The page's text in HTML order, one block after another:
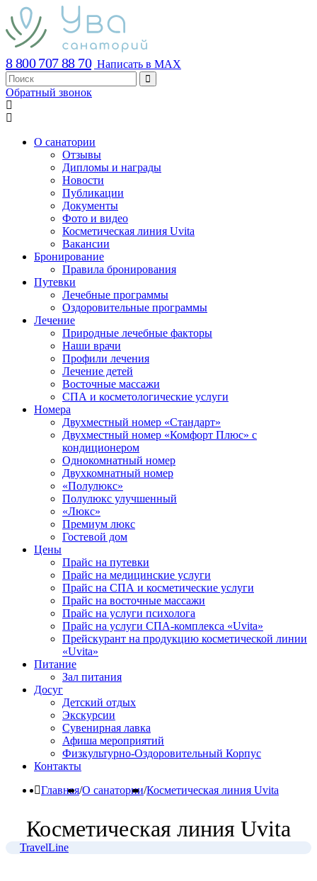
8 800 707 88 70 Написать в MAX
Обратный звонок
О санатории
Отзывы
Дипломы и награды
Новости
Публикации
Документы
Фото и видео
Косметическая линия Uvita
Вакансии
Бронирование
Правила бронирования
Путевки
Лечебные программы
Оздоровительные программы
Лечение
Природные лечебные факторы
Наши врачи
Профили лечения
Лечение детей
Восточные массажи
СПА и косметологические услуги
Номера
Двухместный номер «Стандарт»
Двухместный номер «Комфорт Плюс» с
кондиционером
Однокомнатный номер
Двухкомнатный номер
«Полулюкс»
Полулюкс улучшенный
«Люкс»
Премиум люкс
Гостевой дом
Цены
Прайс на путевки
Прайс на медицинские услуги
Прайс на СПА и косметические услуги
Прайс на восточные массажи
Прайс на услуги психолога
Прайс на услуги СПА-комплекса «Uvita»
Прейскурант на продукцию косметической линии
«Uvita»
Питание
Зал питания
Досуг
Детский отдых
Экскурсии
Сувенирная лавка
Афиша мероприятий
Физкультурно-Оздоровительный Корпус
Контакты
Главная/О санатории/Косметическая линия Uvita
Косметическая линия Uvita
TravelLine